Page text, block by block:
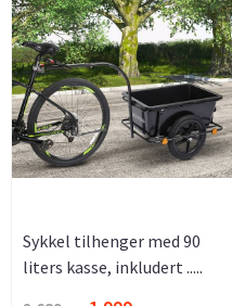
Sykkel tilhenger med 90
liters kasse, inkludert .....